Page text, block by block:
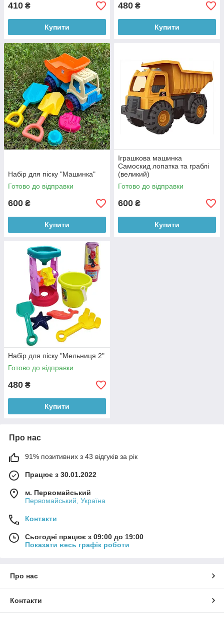
410 ₴
Купити
480 ₴
Купити
Набір для піску "Машинка"
Готово до відправки
600 ₴
Купити
Іграшкова машинка
Самоскид лопатка та граблі
(великий)
Готово до відправки
600 ₴
Купити
Набір для піску "Мельниця 2"
Готово до відправки
480 ₴
Купити
Про нас
91% позитивних з 43 відгуків за рік
Працює з 30.01.2022
м. Первомайський
Первомайський, Україна
Контакти
Сьогодні працює з 09:00 до 19:00
Показати весь графік роботи
Про нас
Контакти